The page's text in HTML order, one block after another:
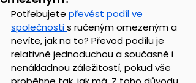
Potřebujete převést podíl ve
společnosti s ručeným omezeným a
nevíte, jak na to? Převod podílu je
relativně jednoduchou a současně i
nenákladnou záležitostí, pokud vše